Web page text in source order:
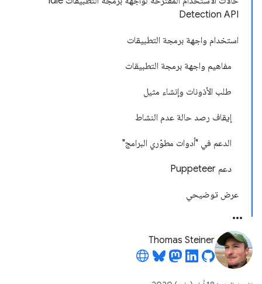
Detection API
استخدام واجهة برمجة التطبيقات
مفاهيم واجهة برمجة التطبيقات
طلب الأذونات وإنشاء مثيل
إيقاف رصد حالة عدم النشاط
الدعم في "أدوات مطوّري البرامج"
دعم Puppeteer
عرض توضيحي
Thomas Steiner